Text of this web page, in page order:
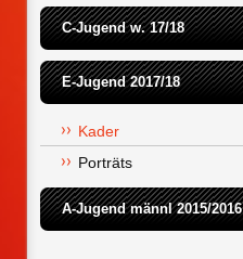
C-Jugend w. 17/18
E-Jugend 2017/18
Kader
Porträts
A-Jugend männl 2015/2016